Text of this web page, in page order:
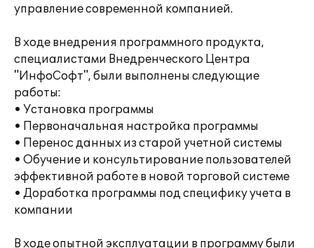
управление современной компанией.
В ходе внедрения программного продукта,
специалистами Внедренческого Центра
"ИнфоСофт", были выполнены следующие
работы:
• Установка программы
• Первоначальная настройка программы
• Перенос данных из старой учетной системы
• Обучение и консультирование пользователей
эффективной работе в новой торговой системе
• Доработка программы под специфику учета в
компании
В ходе опытной эксплуатации в программу были